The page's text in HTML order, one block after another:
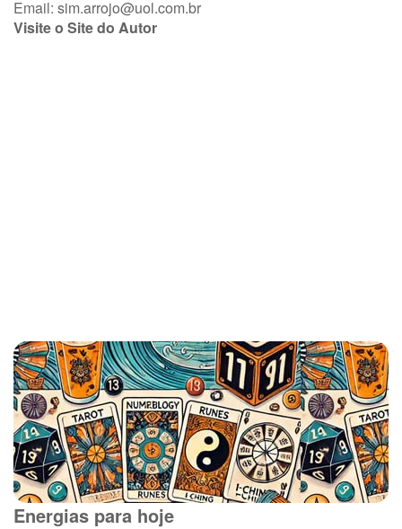
Email: sim.arrojo@uol.com.br
Visite o Site do Autor
Energias para hoje